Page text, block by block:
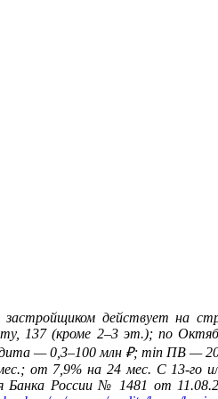
застройщиком действует на
137 (кроме 2–3 эт.); по
— 0,3–100 млн ₽; min ПВ —
от 7,9% на 24 мес. С 13-го
Банка России № 1481 от